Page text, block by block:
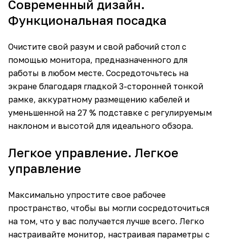
Современный дизайн.
Функциональная посадка
Очистите свой разум и свой рабочий стол с
помощью монитора, предназначенного для
работы в любом месте. Сосредоточьтесь на
экране благодаря гладкой 3-сторонней тонкой
рамке, аккуратному размещению кабелей и
уменьшенной на 27 % подставке с регулируемым
наклоном и высотой для идеального обзора.
Легкое управление. Легкое
управление
Максимально упростите свое рабочее
пространство, чтобы вы могли сосредоточиться
на том, что у вас получается лучше всего. Легко
настраивайте монитор, настраивая параметры с